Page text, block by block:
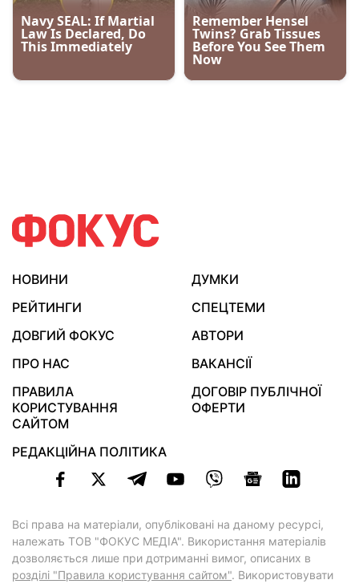
НОВИНИ
ДУМКИ
РЕЙТИНГИ
СПЕЦТЕМИ
ДОВГИЙ ФОКУС
АВТОРИ
ПРО НАС
ВАКАНСІЇ
ПРАВИЛА
КОРИСТУВАННЯ
САЙТОМ
ДОГОВІР ПУБЛІЧНОЇ
ОФЕРТИ
РЕДАКЦІЙНА ПОЛІТИКА
Всі права на матеріали, опубліковані на даному ресурсі,
належать ТОВ "ФОКУС МЕДІА". Використання матеріалів
дозволяється лише при дотриманні вимог, описаних в
розділі "Правила користування сайтом". Використовувати